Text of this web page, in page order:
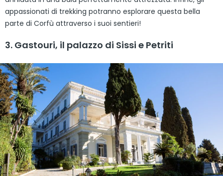
appassionati di trekking potranno esplorare questa bella
parte di Corfù attraverso i suoi sentieri!
3. Gastouri, il palazzo di Sissi e Petriti